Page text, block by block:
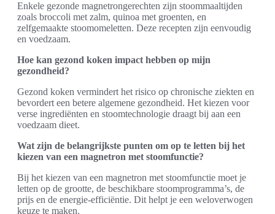
Enkele gezonde magnetrongerechten zijn stoommaaltijden
zoals broccoli met zalm, quinoa met groenten, en
zelfgemaakte stoomomeletten. Deze recepten zijn eenvoudig
en voedzaam.
Hoe kan gezond koken impact hebben op mijn
gezondheid?
Gezond koken vermindert het risico op chronische ziekten en
bevordert een betere algemene gezondheid. Het kiezen voor
verse ingrediënten en stoomtechnologie draagt bij aan een
voedzaam dieet.
Wat zijn de belangrijkste punten om op te letten bij het
kiezen van een magnetron met stoomfunctie?
Bij het kiezen van een magnetron met stoomfunctie moet je
letten op de grootte, de beschikbare stoomprogramma’s, de
prijs en de energie-efficiëntie. Dit helpt je een weloverwogen
keuze te maken.